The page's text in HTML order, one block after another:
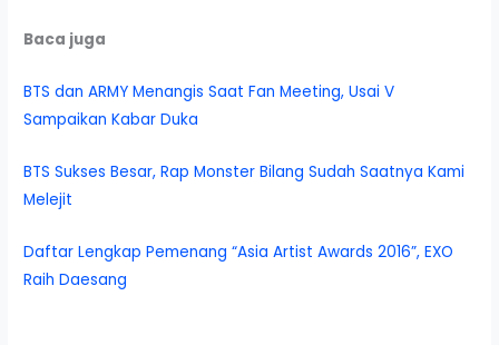
Baca juga
BTS dan ARMY Menangis Saat Fan Meeting, Usai V
Sampaikan Kabar Duka
BTS Sukses Besar, Rap Monster Bilang Sudah Saatnya Kami
Melejit
Daftar Lengkap Pemenang “Asia Artist Awards 2016”, EXO
Raih Daesang